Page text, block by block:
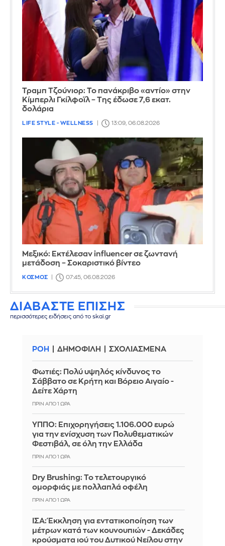
Τραμπ Τζούνιορ: Το πανάκριβο «αντίο» στην
Κίμπερλι Γκίλφοϊλ – Της έδωσε 7,6 εκατ.
δολάρια
LIFE STYLE - WELLNESS 13:09, 06.08.2026
Μεξικό: Εκτέλεσαν influencer σε ζωντανή
μετάδοση – Σοκαριστικό βίντεο
ΚΟΣΜΟΣ 07:45, 06.08.2026
ΔΙΑΒΑΣΤΕ ΕΠΙΣΗΣ
περισσότερες ειδήσεις από το skai.gr
ΡΟΗ ΔΗΜΟΦΙΛΗ ΣΧΟΛΙΑΣΜΕΝΑ
Φωτιές: Πολύ υψηλός κίνδυνος το
Σάββατο σε Κρήτη και Βόρειο Αιγαίο -
Δείτε Χάρτη
ΠΡΙΝ ΑΠΌ 1 ΏΡΑ
ΥΠΠΟ: Επιχορηγήσεις 1.106.000 ευρώ
για την ενίσχυση των Πολυθεματικών
Φεστιβάλ, σε όλη την Ελλάδα
ΠΡΙΝ ΑΠΌ 1 ΏΡΑ
Dry Brushing: Το τελετουργικό
ομορφιάς με πολλαπλά οφέλη
ΠΡΙΝ ΑΠΌ 1 ΏΡΑ
ΙΣΑ: Έκκληση για εντατικοποίηση των
μέτρων κατά των κουνουπιών - Δεκάδες
κρούσματα ιού του Δυτικού Νείλου στην